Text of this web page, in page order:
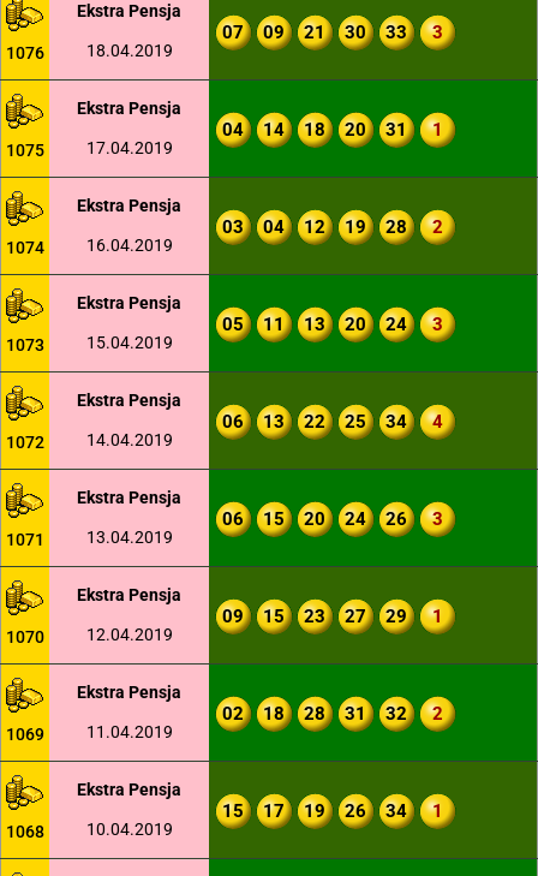
1076
Ekstra Pensja
18.04.2019
07 09 21 30 33 3
1075
Ekstra Pensja
17.04.2019
04 14 18 20 31 1
1074
Ekstra Pensja
16.04.2019
03 04 12 19 28 2
1073
Ekstra Pensja
15.04.2019
05 11 13 20 24 3
1072
Ekstra Pensja
14.04.2019
06 13 22 25 34 4
1071
Ekstra Pensja
13.04.2019
06 15 20 24 26 3
1070
Ekstra Pensja
12.04.2019
09 15 23 27 29 1
1069
Ekstra Pensja
11.04.2019
02 18 28 31 32 2
1068
Ekstra Pensja
10.04.2019
15 17 19 26 34 1